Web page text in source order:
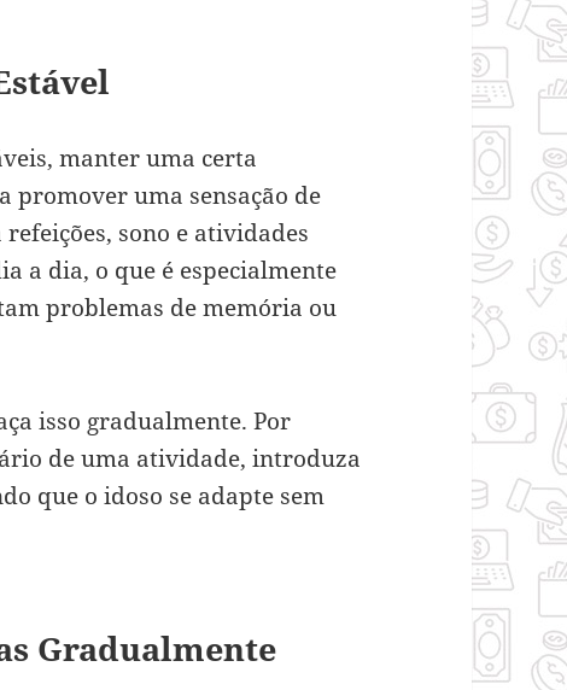
manter uma certa
promover uma sensação de
sono e atividades
a dia, o que é especialmente
problemas de memória ou
isso gradualmente. Por
de uma atividade, introduza
que o idoso se adapte sem
Gradualmente